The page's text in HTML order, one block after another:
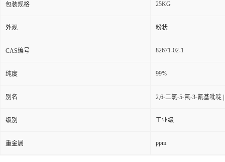
包装规格 25KG
外观 粉状
CAS编号 82671-02-1
纯度 99%
别名 2,6-二氯-5-氟-3-氰基吡啶
级别 工业级
重金属 ppm